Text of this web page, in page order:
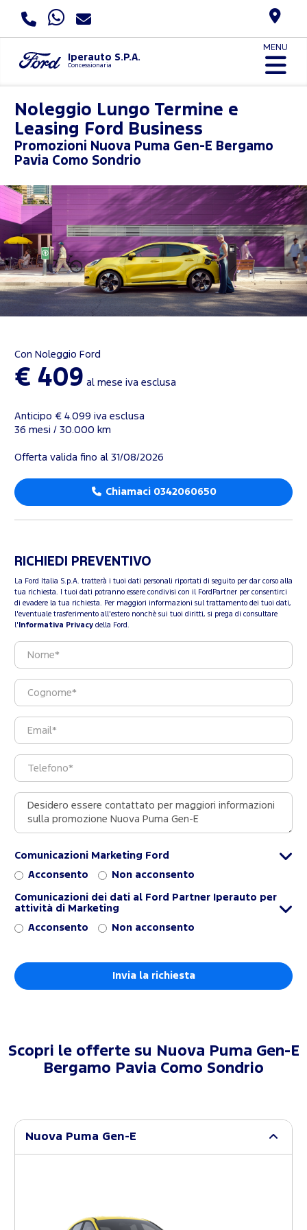
Iperauto S.P.A.
Concessionaria
MENU
Noleggio Lungo Termine e
Leasing Ford Business
Promozioni Nuova Puma Gen-E Bergamo
Pavia Como Sondrio
Con Noleggio Ford
€ 409 al mese iva esclusa
Anticipo € 4.099 iva esclusa
36 mesi / 30.000 km
Offerta valida fino al 31/08/2026
Chiamaci 0342060650
RICHIEDI PREVENTIVO
La Ford Italia S.p.A. tratterà i tuoi dati personali riportati di seguito per dar corso alla
tua richiesta. I tuoi dati potranno essere condivisi con il FordPartner per consentirci
di evadere la tua richiesta. Per maggiori informazioni sul trattamento dei tuoi dati,
l'eventuale trasferimento all'estero nonchè sui tuoi diritti, si prega di consultare
l' Informativa Privacy della Ford.
Comunicazioni Marketing Ford
Acconsento Non acconsento
Comunicazioni dei dati al Ford Partner Iperauto per
attività di Marketing
Acconsento Non acconsento
Scopri le offerte su
Nuova Puma Gen-E
Bergamo Pavia Como Sondrio
Nuova Puma Gen-E